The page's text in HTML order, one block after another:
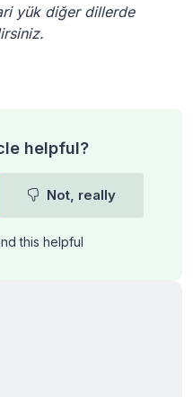
yük diğer dillerde
helpful?
Not, really
this helpful